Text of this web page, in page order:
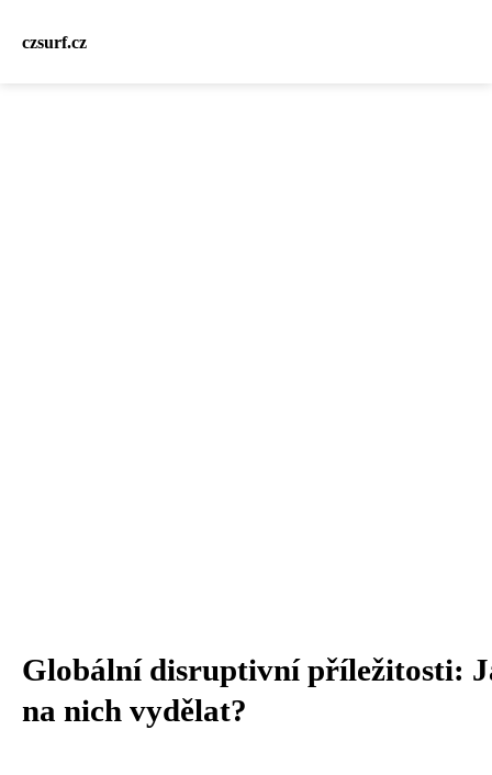
czsurf.cz
Globální disruptivní příležitosti:
na nich vydělat?